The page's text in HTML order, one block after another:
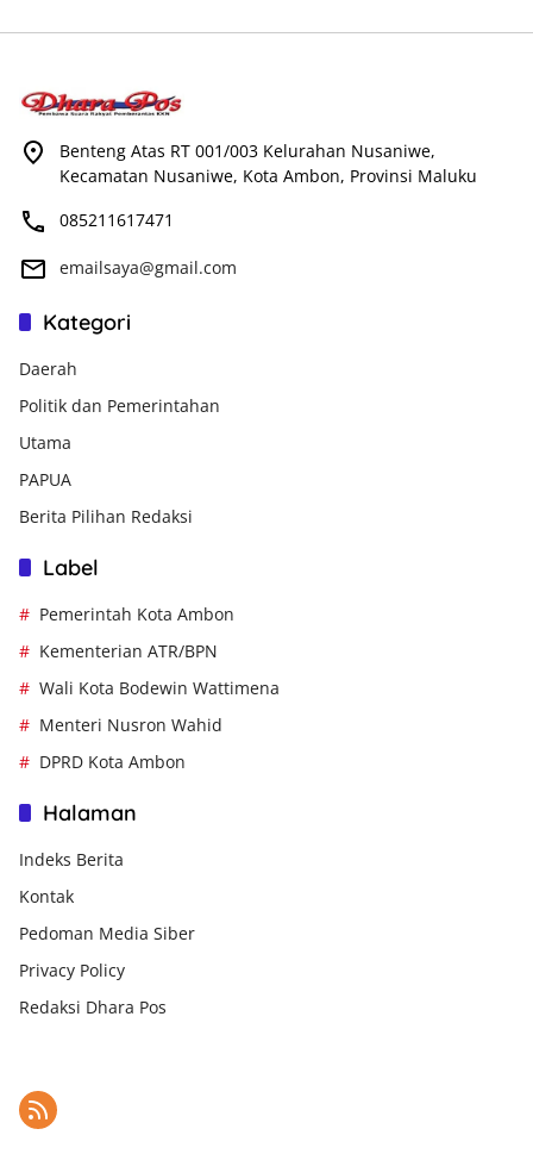
Benteng Atas RT 001/003 Kelurahan Nusaniwe,
Kecamatan Nusaniwe, Kota Ambon, Provinsi Maluku
085211617471
emailsaya@gmail.com
Kategori
Daerah
Politik dan Pemerintahan
Utama
PAPUA
Berita Pilihan Redaksi
Label
Pemerintah Kota Ambon
Kementerian ATR/BPN
Wali Kota Bodewin Wattimena
Menteri Nusron Wahid
DPRD Kota Ambon
Halaman
Indeks Berita
Kontak
Pedoman Media Siber
Privacy Policy
Redaksi Dhara Pos